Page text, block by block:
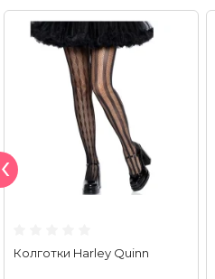
Колготки Harley Quinn